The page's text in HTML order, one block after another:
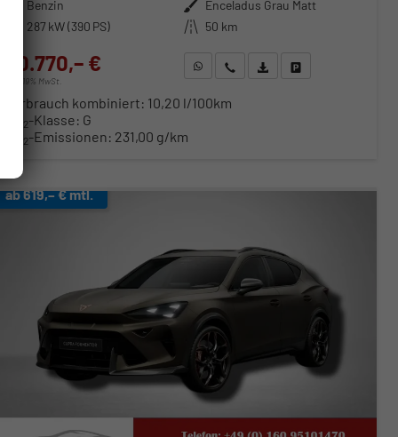
Benzin Außenfarbe Enceladus Grau Matt
287 kW (390 PS) Kilometerstand 50 km
60.770,– €
incl. 19% MwSt.
WhatsApp anfragen
Wir rufen Sie anFahrzeugexposé (PDF)
Fahrzeug parken
Verbrauch kombiniert: 10,20 l/100km
2-Klasse: G
2-Emissionen: 231,00 g/km
ab 619,– € mtl.